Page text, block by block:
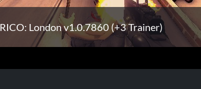
RICO: London v1.0.7860 (+3 Trainer)